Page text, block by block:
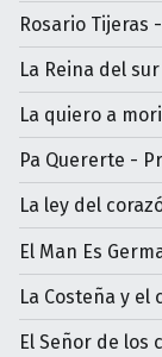
Rosario Tijeras
La Reina del
La quiero a
Pa Quererte -
La ley del
El Man Es
La Costeña y el
El Señor de los